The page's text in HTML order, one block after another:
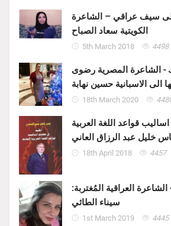
سيف عراقي – الشاعرة
الكويتية سعاد الصباح
5th March 2018 4498
- الشاعرة المصرية رضوى
الى الاسبانية حسين نهابة
18th March 2020
قواعد اللغة العربية
خليل عبد الرزاق العاني
18th April 2018 4457
العراقية المُغتربة:
سيناء الطائي
1st March 2019 4445